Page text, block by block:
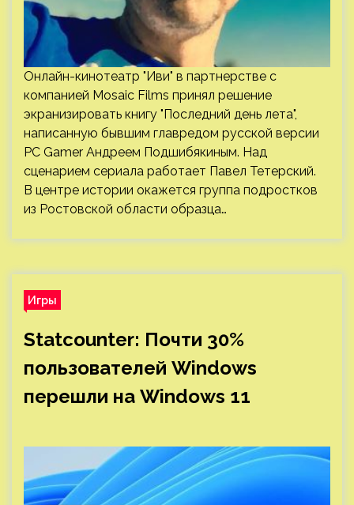
Онлайн-кинотеатр "Иви" в партнерстве с
компанией Mosaic Films принял решение
экранизировать книгу "Последний день лета",
написанную бывшим главредом русской версии
PC Gamer Андреем Подшибякиным. Над
сценарием сериала работает Павел Тетерский.
В центре истории окажется группа подростков
из Ростовской области образца…
Игры
Statcounter: Почти 30%
пользователей Windows
перешли на Windows 11